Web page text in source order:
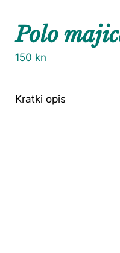
Polo
150 kn
Kratki opis